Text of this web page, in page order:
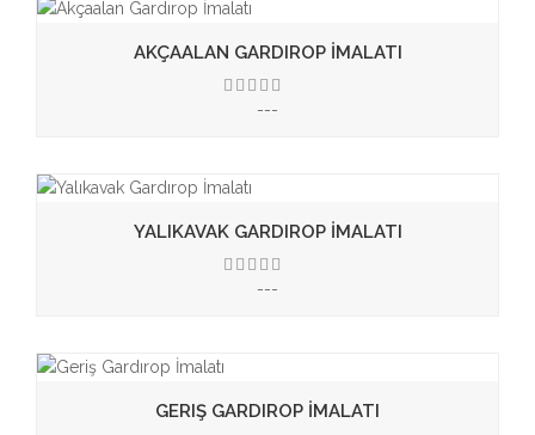
AKÇAALAN GARDIROP İMALATI
3.50
---
YALIKAVAK GARDIROP İMALATI
3.50
---
GERIŞ GARDIROP İMALATI